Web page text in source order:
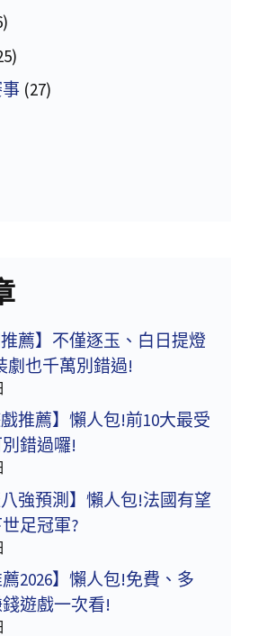
(27)
推薦】不僅逐玉、白日提燈
劇也千萬別錯過!
戲推薦】懶人包!前10大最受
錯過囉!
八強預測】懶人包!法國有望
足冠軍?
薦2026】懶人包!免費、多
遊戲一次看!